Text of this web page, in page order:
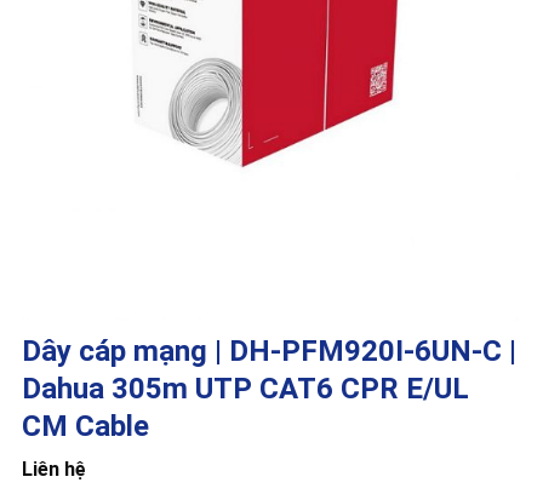
Dây cáp mạng | DH-PFM920I-6UN-C |
Dahua 305m UTP CAT6 CPR E/UL
CM Cable
Liên hệ